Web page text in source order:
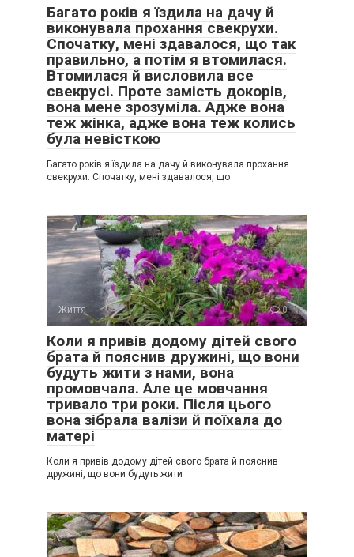
Багато років я їздила на дачу й
виконувала прохання свекрухи.
Спочатку, мені здавалося, що так
правильно, а потім я втомилася.
Втомилася й висловила все
свекрусі. Проте замість докорів,
вона мене зрозуміла. Адже вона
теж жінка, адже вона теж колись
була невісткою
Багато років я їздила на дачу й виконувала прохання
свекрухи. Спочатку, мені здавалося, що
Життя 0
Коли я привів додому дітей свого
брата й пояснив дружині, що вони
будуть жити з нами, вона
промовчала. Але це мовчання
тривало три роки. Після цього
вона зібрала валізи й поїхала до
матері
Коли я привів додому дітей свого брата й пояснив
дружині, що вони будуть жити